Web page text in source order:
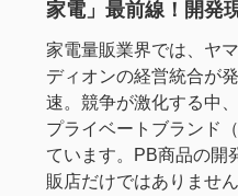
家電」最前線！開発
家電量販業界では、ヤ
ディオンの経営統合が
速。競争が激化する中
プライベートブランド
ています。PB商品の開
販店だけではありませ